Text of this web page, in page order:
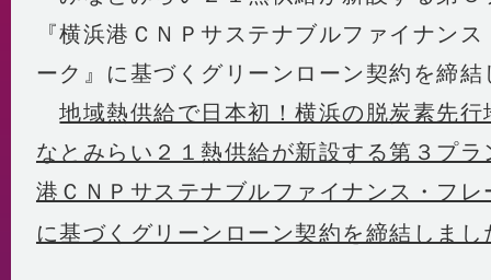
『横浜港ＣＮＰサステナブルファイナン
ーク』に基づくグリーンローン契約を締結
地域熱供給で日本初！横浜の脱炭素先
なとみらい２１熱供給が新設する第３プ
港ＣＮＰサステナブルファイナンス・フ
に基づくグリーンローン契約を締結しまし